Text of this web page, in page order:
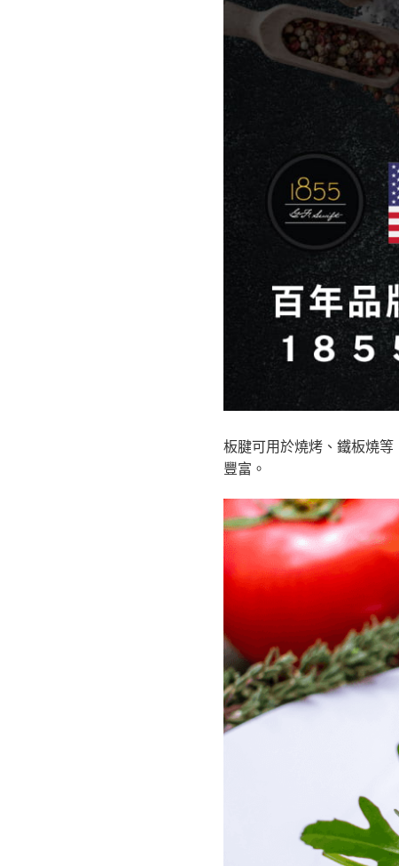
板腱可用於燒烤、鐵板燒
豐富。